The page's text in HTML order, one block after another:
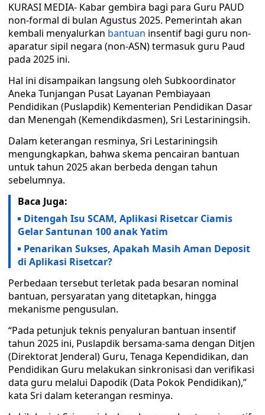
KURASI MEDIA- Kabar gembira bagi para Guru PAUD
non-formal di bulan Agustus 2025. Pemerintah akan
kembali menyalurkan bantuan insentif bagi guru non-
aparatur sipil negara (non-ASN) termasuk guru Paud
pada 2025 ini.
Hal ini disampaikan langsung oleh Subkoordinator
Aneka Tunjangan Pusat Layanan Pembiayaan
Pendidikan (Puslapdik) Kementerian Pendidikan Dasar
dan Menengah (Kemendikdasmen), Sri Lestariningsih.
Dalam keterangan resminya, Sri Lestariningsih
mengungkapkan, bahwa skema pencairan bantuan
untuk tahun 2025 akan berbeda dengan tahun
sebelumnya.
Baca Juga:
Ditengah Isu SCAM, Aplikasi Risetcar Ciamis
Gelar Santunan 100 anak Yatim
Penarikan Sukses, Apakah Masih Aman Deposit
di Aplikasi Risetcar?
Perbedaan tersebut terletak pada besaran nominal
bantuan, persyaratan yang ditetapkan, hingga
mekanisme pengusulan.
“Pada petunjuk teknis penyaluran bantuan insentif
tahun 2025 ini, Puslapdik bersama-sama dengan Ditjen
(Direktorat Jenderal) Guru, Tenaga Kependidikan, dan
Pendidikan Guru melakukan sinkronisasi dan verifikasi
data guru melalui Dapodik (Data Pokok Pendidikan),”
kata Sri dalam keterangan resminya.